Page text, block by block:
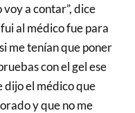
a contar”, dice
al médico fue para
me tenían que poner
con el gel ese
dijo el médico que
y que no me